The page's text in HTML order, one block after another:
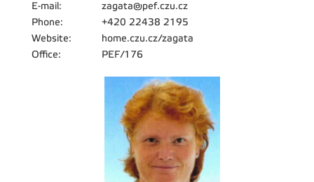
E-mail:
zagata@pef.czu.cz
Phone:
+420 22438 2195
Website:
home.czu.cz/zagata
Office:
PEF/176